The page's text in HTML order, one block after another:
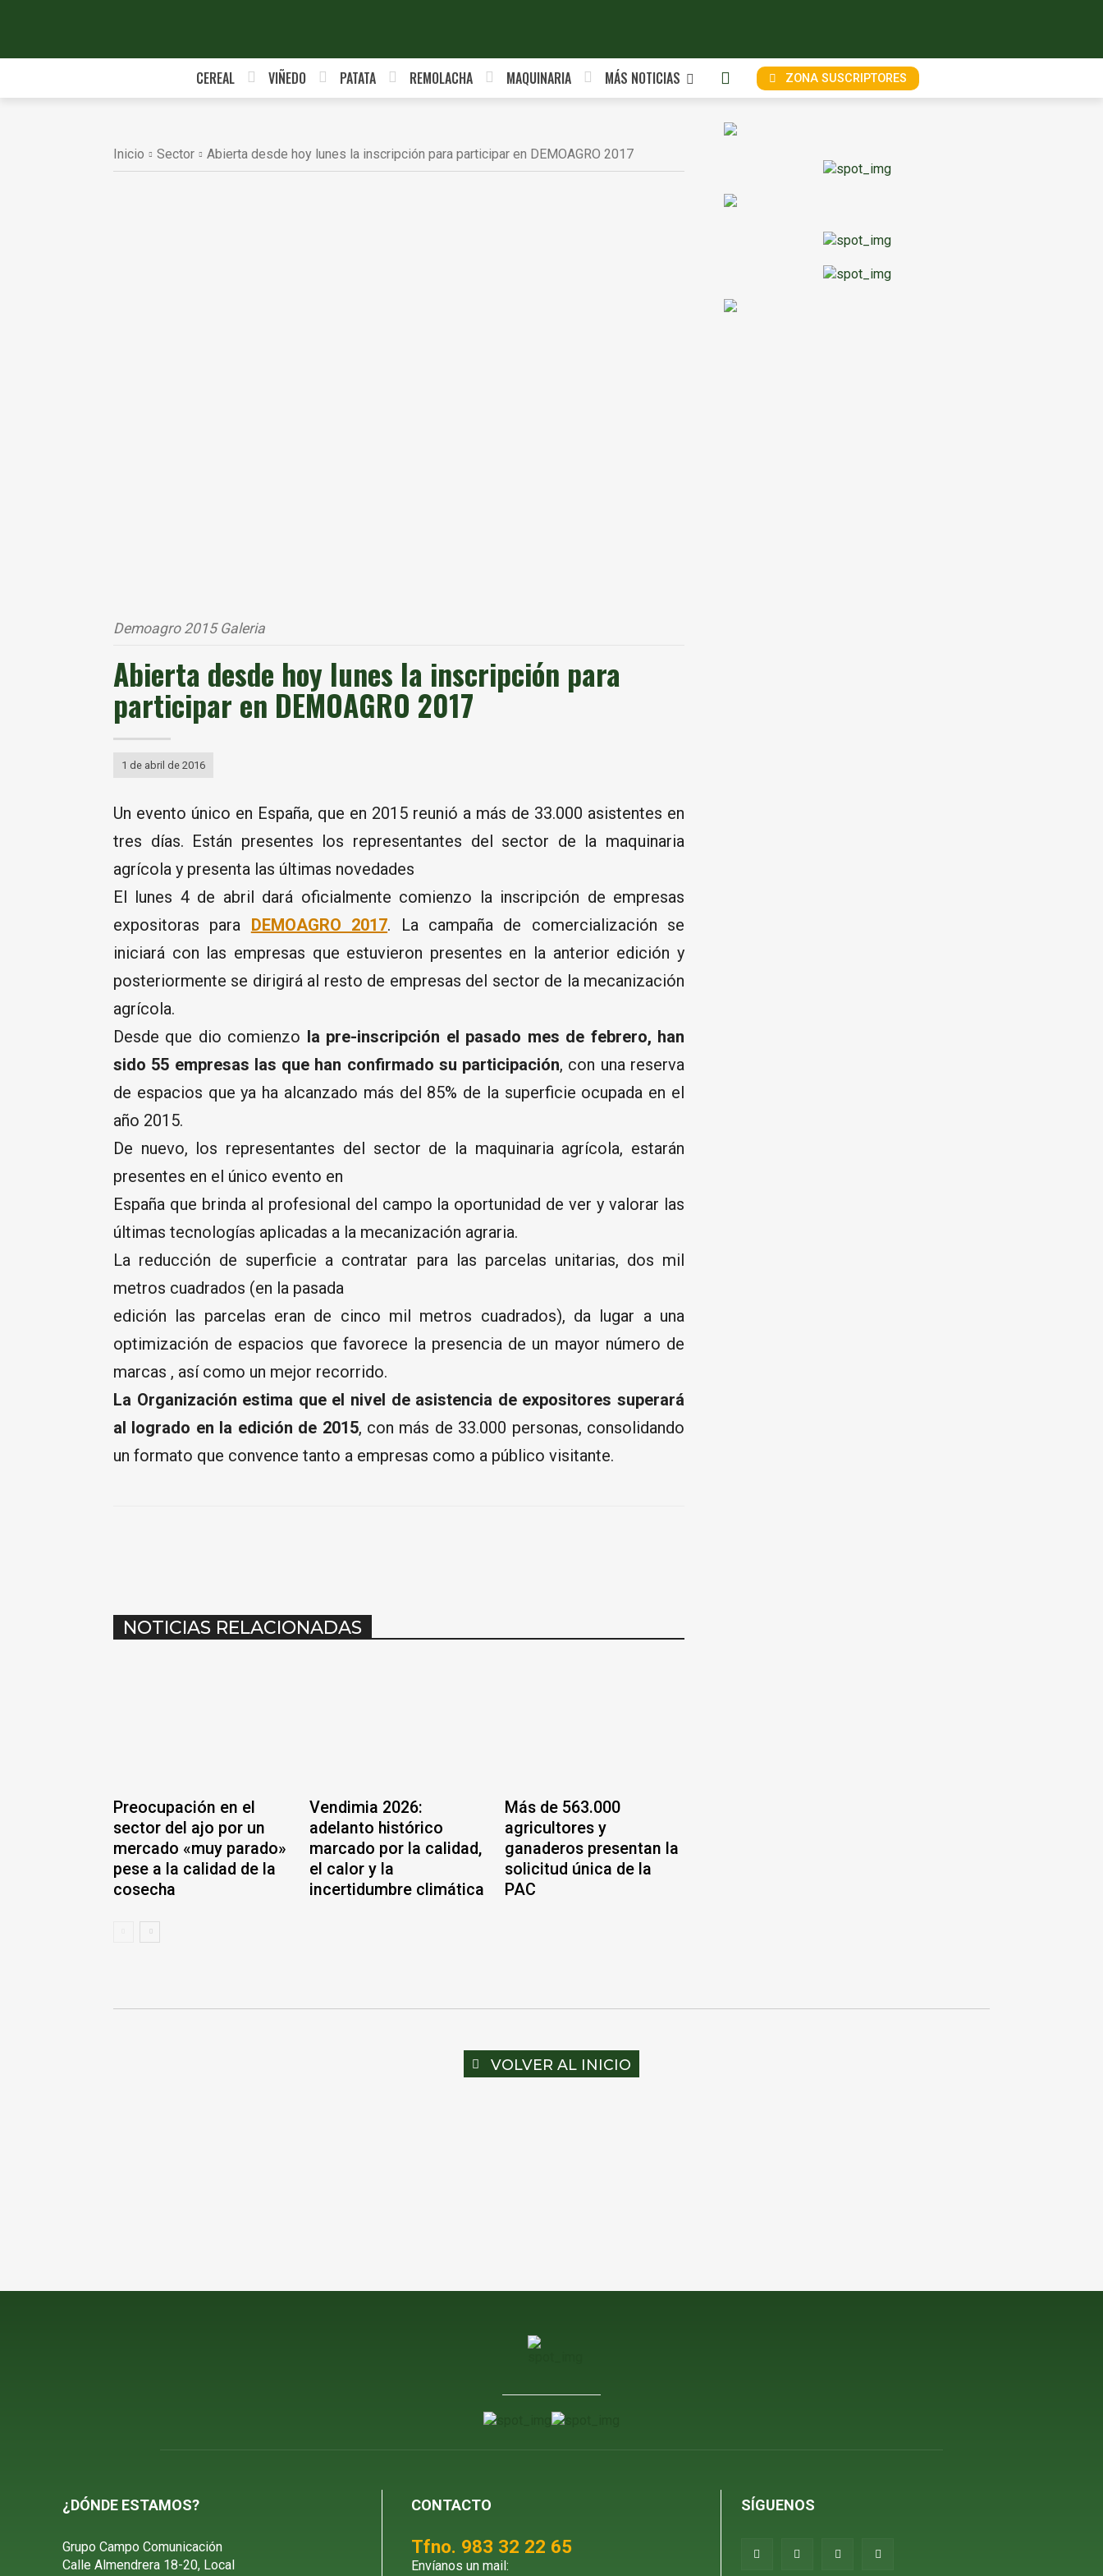
CEREAL VIÑEDO PATATA REMOLACHA MAQUINARIA MÁS NOTICIAS ZONA SUSCRIPTORES
Inicio Sector Abierta desde hoy lunes la inscripción para participar en DEMOAGRO 2017
Demoagro 2015 Galeria
Abierta desde hoy lunes la inscripción para
participar en DEMOAGRO 2017
1 de abril de 2016
Un evento único en España, que en 2015 reunió a más de 33.000 asistentes en
tres días. Están presentes los representantes del sector de la maquinaria
agrícola y presenta las últimas novedades
El lunes 4 de abril dará oficialmente comienzo la inscripción de empresas
expositoras para DEMOAGRO 2017. La campaña de comercialización se
iniciará con las empresas que estuvieron presentes en la anterior edición y
posteriormente se dirigirá al resto de empresas del sector de la mecanización
agrícola.
Desde que dio comienzo la pre-inscripción el pasado mes de febrero, han
sido 55 empresas las que han confirmado su participación, con una reserva
de espacios que ya ha alcanzado más del 85% de la superficie ocupada en el
año 2015.
De nuevo, los representantes del sector de la maquinaria agrícola, estarán
presentes en el único evento en
España que brinda al profesional del campo la oportunidad de ver y valorar las
últimas tecnologías aplicadas a la mecanización agraria.
La reducción de superficie a contratar para las parcelas unitarias, dos mil
metros cuadrados (en la pasada
edición las parcelas eran de cinco mil metros cuadrados), da lugar a una
optimización de espacios que favorece la presencia de un mayor número de
marcas , así como un mejor recorrido.
La Organización estima que el nivel de asistencia de expositores superará
al logrado en la edición de 2015, con más de 33.000 personas, consolidando
un formato que convence tanto a empresas como a público visitante.
NOTICIAS RELACIONADAS
Preocupación en el
sector del ajo por un
mercado «muy parado»
pese a la calidad de la
cosecha
Vendimia 2026:
adelanto histórico
marcado por la calidad,
el calor y la
incertidumbre climática
Más de 563.000
agricultores y
ganaderos presentan la
solicitud única de la
PAC
VOLVER AL INICIO
¿DÓNDE ESTAMOS?
Grupo Campo Comunicación
Calle Almendrera 18-20, Local
CONTACTO
Tfno. 983 32 22 65
Envíanos un mail:
SÍGUENOS